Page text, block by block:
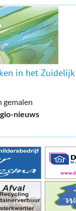
in het
gemalen
nieuws